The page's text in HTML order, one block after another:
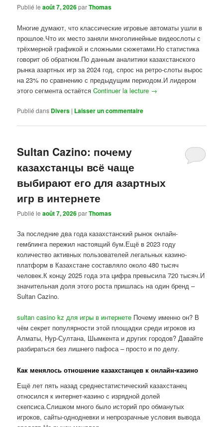
Publié leaoût 7, 2026parThomas
Многие думают, что классические игровые автоматы ушли в
прошлое.Что их место заняли многолинейные видеослоты с
трёхмерной графикой и сложными сюжетами.Но статистика
говорит об обратном.По данным аналитики казахстанского
рынка азартных игр за 2024 год, спрос на ретро-слоты вырос
на 23% по сравнению с предыдущим периодом.И лидером
этого сегмента остаётсяContinuer la lecture →
Publié dans Divers | Laisser un commentaire
Sultan Cazino: почему
казахстанцы всё чаще
выбирают его для азартных
игр в интернете
Publié leaoût 7, 2026parThomas
За последние два года казахстанский рынок онлайн-
гемблинга пережил настоящий бум.Ещё в 2023 году
количество активных пользователей легальных казино-
платформ в Казахстане составляло около 480 тысяч
человек.К концу 2025 года эта цифра превысила 720 тысяч.И
значительная доля этого роста пришлась на один бренд –
Sultan Cazino.
sultan casino kz для игры в интернете Почему именно он? В
чём секрет популярности этой площадки среди игроков из
Алматы, Нур-Султана, Шымкента и других городов? Давайте
разбираться без лишнего пафоса – просто и по делу.
Как менялось отношение казахстанцев к онлайн-казино
Ещё лет пять назад среднестатистический казахстанец
относился к интернет-казино с изрядной долей
скепсиса.Слишком много было историй про обманутых
игроков, сайты-однодневки и непрозрачные условия вывода